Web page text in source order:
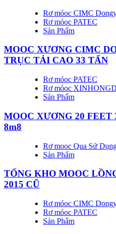
Rơ móoc CIMC
Rơ móoc PATEC
Sản Phẩm
MOOC XƯƠNG CIMC
TRỤC TẢI CAO 33 TẤN
Rơ móoc PATEC
Rơ móoc
Sản Phẩm
MOOC XƯƠNG 20 FEET
8m8
Rơ mooc Qua Sử
Sản Phẩm
TỔNG KHO MOOC
2015 CŨ
Rơ móoc CIMC
Rơ móoc PATEC
Sản Phẩm